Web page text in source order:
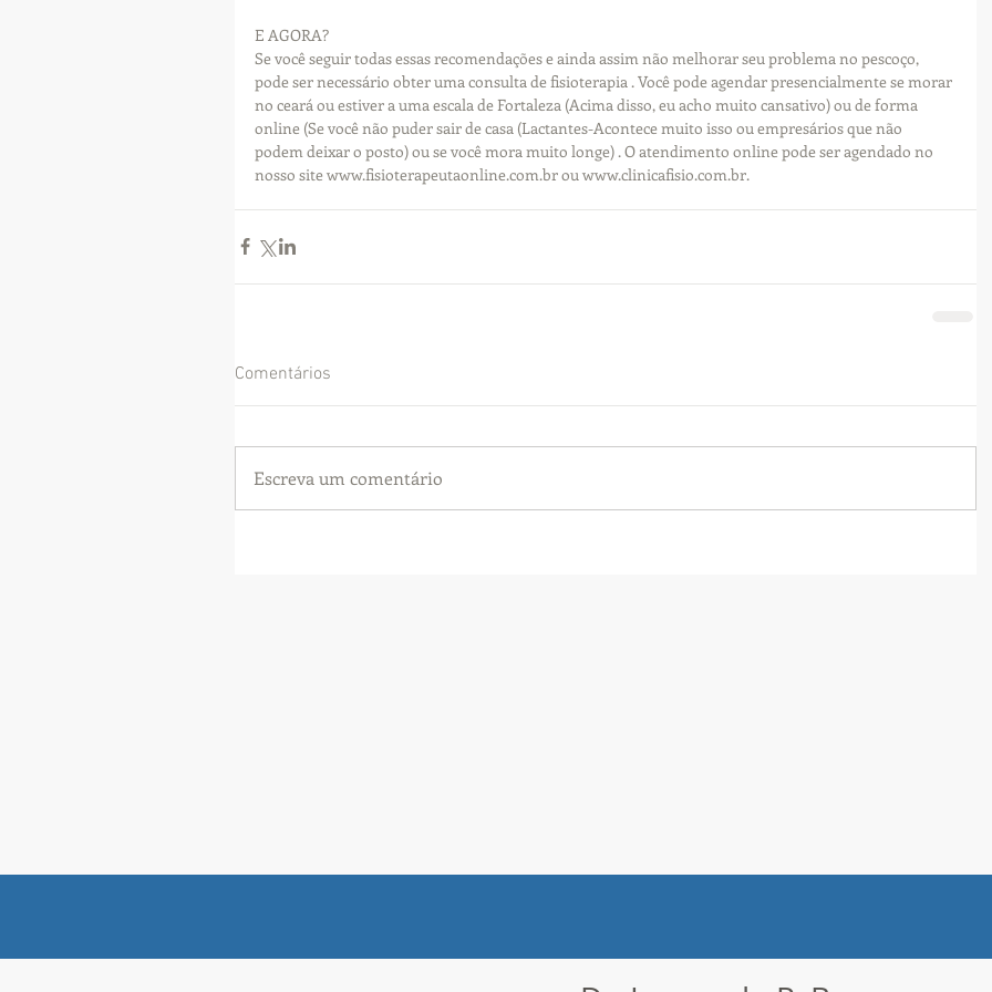
E AGORA?
Se você seguir todas essas recomendações e ainda assim não melhorar seu problema no pescoço,
pode ser necessário obter uma consulta de fisioterapia . Você pode agendar presencialmente se morar
no ceará ou estiver a uma escala de Fortaleza (Acima disso, eu acho muito cansativo) ou de forma
online (Se você não puder sair de casa (Lactantes-Acontece muito isso ou empresários que não
podem deixar o posto) ou se você mora muito longe) . O atendimento online pode ser agendado no
nosso site www.fisioterapeutaonline.com.br ou www.clinicafisio.com.br.
Comentários
Escreva um comentário